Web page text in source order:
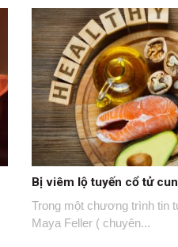
Bị viêm lộ tuyến cổ tử
Trong một chương trình tin
Maya Feller ( chuyên...